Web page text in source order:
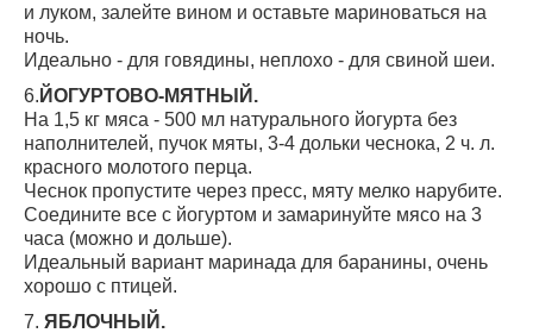
и луком, залейте вином и оставьте мариноваться на
ночь.
Идеально - для говядины, неплохо - для свиной шеи.
6. ЙОГУРТОВО-МЯТНЫЙ.
На 1,5 кг мяса - 500 мл натурального йогурта без
наполнителей, пучок мяты, 3-4 дольки чеснока, 2 ч. л.
красного молотого перца.
Чеснок пропустите через пресс, мяту мелко нарубите.
Соедините все с йогуртом и замаринуйте мясо на 3
часа (можно и дольше).
Идеальный вариант маринада для баранины, очень
хорошо с птицей.
7. ЯБЛОЧНЫЙ.